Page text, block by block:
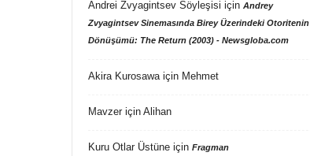
Andrei Zvyagintsev Söyleşisi için Andrey
Zvyagintsev Sinemasında Birey Üzerindeki Otoritenin
Dönüşümü: The Return (2003) - Newsgloba.com
Akira Kurosawaiçin Mehmet
Mavzeriçin Alihan
Kuru Otlar Üstüneiçin Fragman